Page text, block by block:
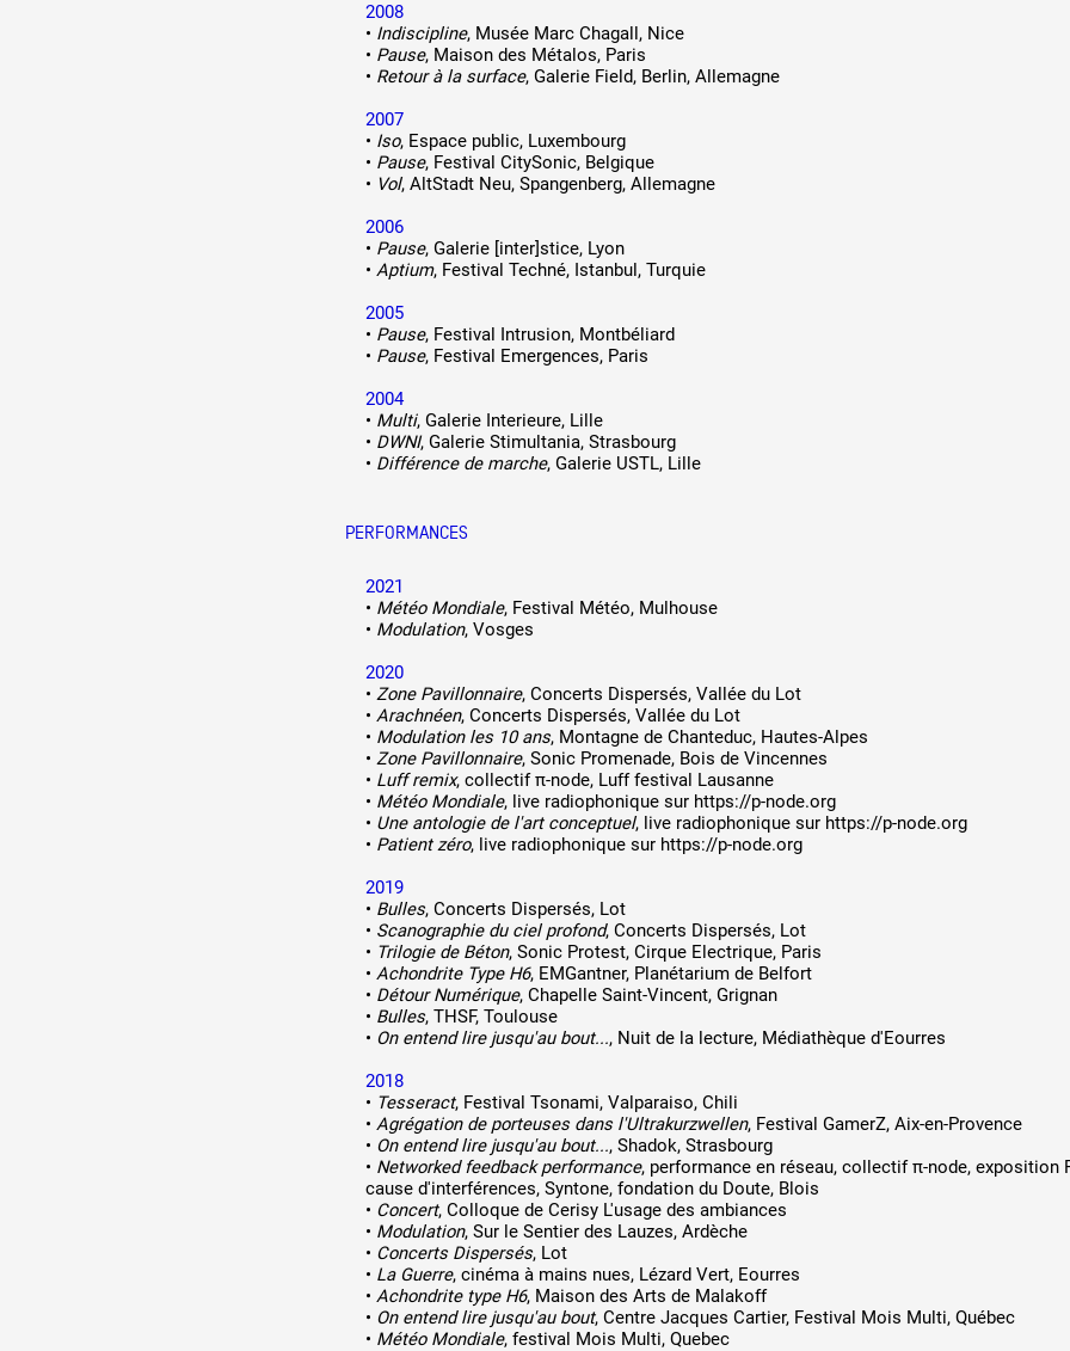
2008
• Indiscipline, Musée Marc Chagall, Nice
• Pause, Maison des Métalos, Paris
• Retour à la surface, Galerie Field, Berlin, Allemagne
2007
• Iso, Espace public, Luxembourg
• Pause, Festival CitySonic, Belgique
• Vol, AltStadt Neu, Spangenberg, Allemagne
2006
• Pause, Galerie [inter]stice, Lyon
• Aptium, Festival Techné, Istanbul, Turquie
2005
• Pause, Festival Intrusion, Montbéliard
• Pause, Festival Emergences, Paris
2004
• Multi, Galerie Interieure, Lille
• DWNI, Galerie Stimultania, Strasbourg
• Différence de marche, Galerie USTL, Lille
PERFORMANCES
2021
• Météo Mondiale, Festival Météo, Mulhouse
• Modulation, Vosges
2020
• Zone Pavillonnaire, Concerts Dispersés, Vallée du Lot
• Arachnéen, Concerts Dispersés, Vallée du Lot
• Modulation les 10 ans, Montagne de Chanteduc, Hautes-Alpes
• Zone Pavillonnaire, Sonic Promenade, Bois de Vincennes
• Luff remix, collectif π-node, Luff festival Lausanne
• Météo Mondiale, live radiophonique sur https://p-node.org
• Une antologie de l'art conceptuel, live radiophonique sur https://p-node.org
• Patient zéro, live radiophonique sur https://p-node.org
2019
• Bulles, Concerts Dispersés, Lot
• Scanographie du ciel profond, Concerts Dispersés, Lot
• Trilogie de Béton, Sonic Protest, Cirque Electrique, Paris
• Achondrite Type H6, EMGantner, Planétarium de Belfort
• Détour Numérique, Chapelle Saint-Vincent, Grignan
• Bulles, THSF, Toulouse
• On entend lire jusqu'au bout..., Nuit de la lecture, Médiathèque d'Eourres
2018
• Tesseract, Festival Tsonami, Valparaiso, Chili
• Agrégation de porteuses dans l'Ultrakurzwellen, Festival GamerZ, Aix-en-Provence
• On entend lire jusqu'au bout..., Shadok, Strasbourg
• Networked feedback performance, performance en réseau, collectif π-node, exposition
cause d'interférences, Syntone, fondation du Doute, Blois
• Concert, Colloque de Cerisy L'usage des ambiances
• Modulation, Sur le Sentier des Lauzes, Ardèche
• Concerts Dispersés, Lot
• La Guerre, cinéma à mains nues, Lézard Vert, Eourres
• Achondrite type H6, Maison des Arts de Malakoff
• On entend lire jusqu'au bout, Centre Jacques Cartier, Festival Mois Multi, Québec
• Météo Mondiale, festival Mois Multi, Quebec